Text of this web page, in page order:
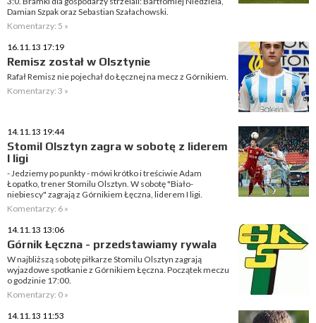
Damian Szpak oraz Sebastian Szałachowski.
Komentarzy: 5 »
16.11.13 17:19
Remisz został w Olsztynie
Rafał Remisz nie pojechał do Łęcznej na mecz z Górnikiem.
Komentarzy: 3 »
14.11.13 19:44
Stomil Olsztyn zagra w sobotę z liderem
I ligi
- Jedziemy po punkty - mówi krótko i treściwie Adam
Łopatko, trener Stomilu Olsztyn. W sobotę "Biało-
niebiescy" zagrają z Górnikiem Łęczna, liderem I ligi.
Komentarzy: 6 »
14.11.13 13:06
Górnik Łęczna - przedstawiamy rywala
W najbliższą sobotę piłkarze Stomilu Olsztyn zagrają
wyjazdowe spotkanie z Górnikiem Łęczna. Początek meczu
o godzinie 17:00.
Komentarzy: 0 »
14.11.13 11:53